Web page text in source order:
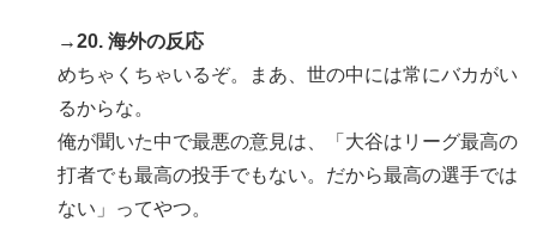
→20. 海外の反応
めちゃくちゃいるぞ。まあ、世の中には常にバカがい
るからな。
俺が聞いた中で最悪の意見は、「大谷はリーグ最高の
打者でも最高の投手でもない。だから最高の選手では
ない」ってやつ。